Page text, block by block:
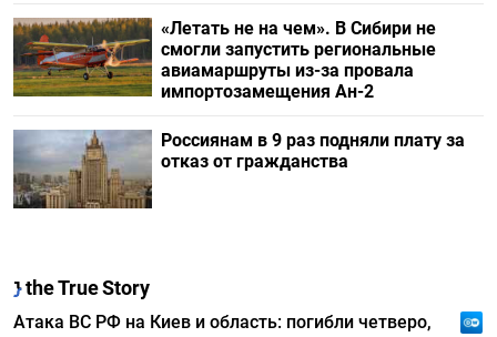
«Летать не на чем». В Сибири не
смогли запустить региональные
авиамаршруты из-за провала
импортозамещения Ан-2
Россиянам в 9 раз подняли плату за
отказ от гражданства